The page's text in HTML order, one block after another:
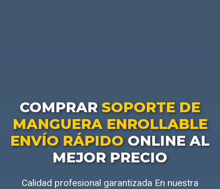
COMPRAR SOPORTE DE
MANGUERA ENROLLABLE
ENVÍO RÁPIDOONLINE AL
MEJOR PRECIO
Calidad profesional garantizada En nuestra